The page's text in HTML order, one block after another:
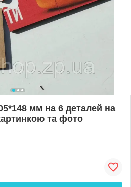
мм на 6 деталей на
та фото